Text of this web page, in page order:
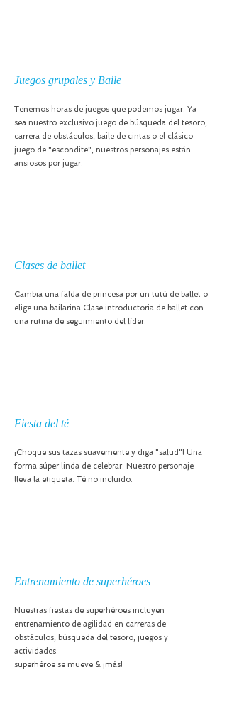
Juegos grupales y Baile
Tenemos horas de juegos que podemos jugar. Ya
sea nuestro exclusivo juego de búsqueda del tesoro,
carrera de obstáculos, baile de cintas o el clásico
juego de "escondite", nuestros personajes están
ansiosos por jugar.
Clases de ballet
Cambia una falda de princesa por un tutú de ballet o
elige una bailarina.Clase introductoria de ballet con
una rutina de seguimiento del líder.
Fiesta del té
¡Choque sus tazas suavemente y diga "salud"! Una
forma súper linda de celebrar. Nuestro personaje
lleva la etiqueta. Té no incluido.
Entrenamiento de superhéroes
Nuestras fiestas de superhéroes incluyen
entrenamiento de agilidad en carreras de
obstáculos, búsqueda del tesoro, juegos y
actividades.
superhéroe se mueve & ¡más!